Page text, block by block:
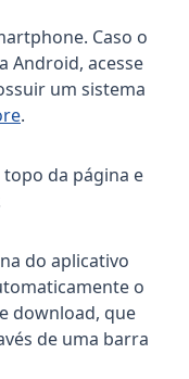
Caso o
Android, acesse
um sistema
.
da página e
do aplicativo
o
download, que
de uma barra